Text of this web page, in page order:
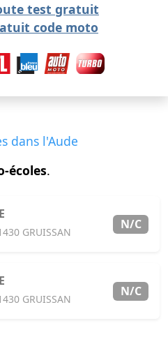
test gratuit
code moto
dans l'Aude
écoles.
GRUISSAN
N/C
GRUISSAN
N/C